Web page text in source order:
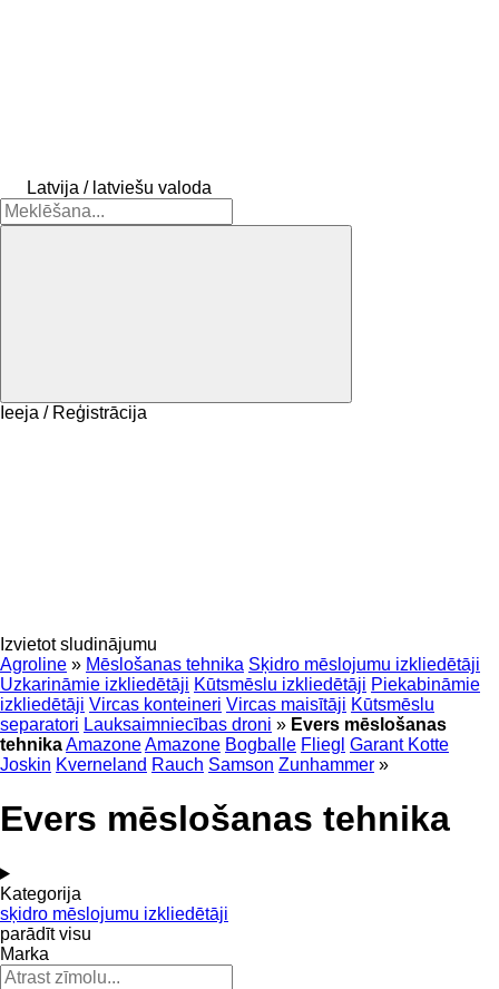
Latvija / latviešu valoda
Ieeja / Reģistrācija
Izvietot sludinājumu
Agroline » Mēslošanas tehnika Sķidro mēslojumu izkliedētāji
Uzkarināmie izkliedētāji Kūtsmēslu izkliedētāji Piekabināmie
izkliedētāji Vircas konteineri Vircas maisītāji Kūtsmēslu
separatori Lauksaimniecības droni » Evers mēslošanas
tehnikaAmazoneAmazone Bogballe Fliegl Garant Kotte
Joskin Kverneland Rauch Samson Zunhammer »
Evers mēslošanas tehnika
Kategorija
sķidro mēslojumu izkliedētāji
parādīt visu
Marka